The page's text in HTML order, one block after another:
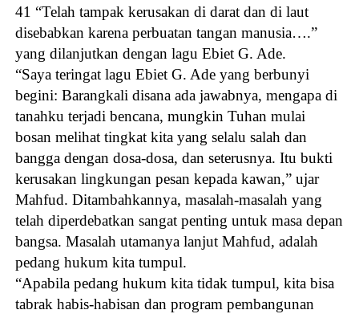
41 “Telah tampak kerusakan di darat dan di laut
disebabkan karena perbuatan tangan manusia….”
yang dilanjutkan dengan lagu Ebiet G. Ade.
“Saya teringat lagu Ebiet G. Ade yang berbunyi
begini: Barangkali disana ada jawabnya, mengapa di
tanahku terjadi bencana, mungkin Tuhan mulai
bosan melihat tingkat kita yang selalu salah dan
bangga dengan dosa-dosa, dan seterusnya. Itu bukti
kerusakan lingkungan pesan kepada kawan,” ujar
Mahfud. Ditambahkannya, masalah-masalah yang
telah diperdebatkan sangat penting untuk masa depan
bangsa. Masalah utamanya lanjut Mahfud, adalah
pedang hukum kita tumpul.
“Apabila pedang hukum kita tidak tumpul, kita bisa
tabrak habis-habisan dan program pembangunan